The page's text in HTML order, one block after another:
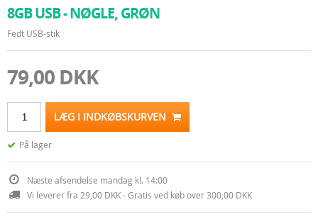
8GB USB - NØGLE, GRØN
Fedt USB-stik
79,00 DKK
LÆG I INDKØBSKURVEN
På lager
Næste afsendelse mandag kl. 14:00
Vi leverer fra 29,00 DKK - Gratis ved køb over 300,00 DKK